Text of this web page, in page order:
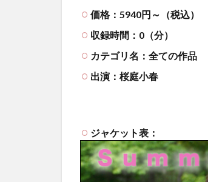
価格：5940円～（税込）
収録時間：0（分）
カテゴリ名：全ての作品
出演：桜庭小春
ジャケット表：